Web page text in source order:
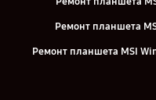
Ремонт планшета
Ремонт планшета MSI